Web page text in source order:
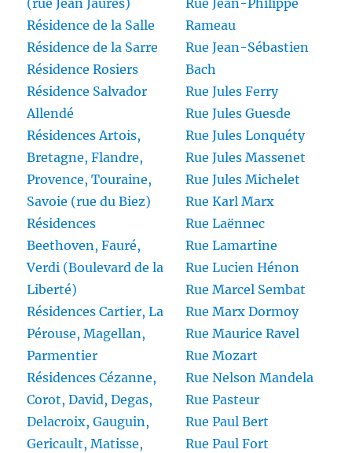
(rue Jean Jaurès)
Résidence de la Salle
Résidence de la Sarre
Résidence Rosiers
Résidence Salvador
Allendé
Résidences Artois,
Bretagne, Flandre,
Provence, Touraine,
Savoie (rue du Biez)
Résidences
Beethoven, Fauré,
Verdi (Boulevard de la
Liberté)
Résidences Cartier, La
Pérouse, Magellan,
Parmentier
Résidences Cézanne,
Corot, David, Degas,
Delacroix, Gauguin,
Gericault, Matisse,
Rue Jean-Philippe
Rameau
Rue Jean-Sébastien
Bach
Rue Jules Ferry
Rue Jules Guesde
Rue Jules Lonquéty
Rue Jules Massenet
Rue Jules Michelet
Rue Karl Marx
Rue Laënnec
Rue Lamartine
Rue Lucien Hénon
Rue Marcel Sembat
Rue Marx Dormoy
Rue Maurice Ravel
Rue Mozart
Rue Nelson Mandela
Rue Pasteur
Rue Paul Bert
Rue Paul Fort